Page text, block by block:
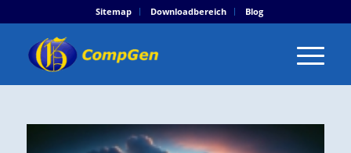
Sitemap Downloadbereich Blog